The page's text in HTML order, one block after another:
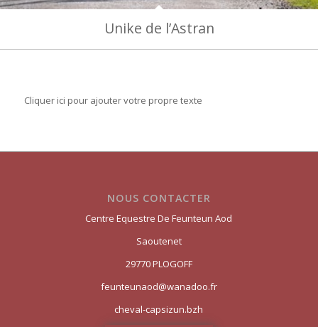
Unike de l’Astran
Cliquer ici pour ajouter votre propre texte
NOUS CONTACTER
Centre Equestre De Feunteun Aod
Saoutenet
29770 PLOGOFF
feunteunaod@wanadoo.fr
cheval-capsizun.bzh